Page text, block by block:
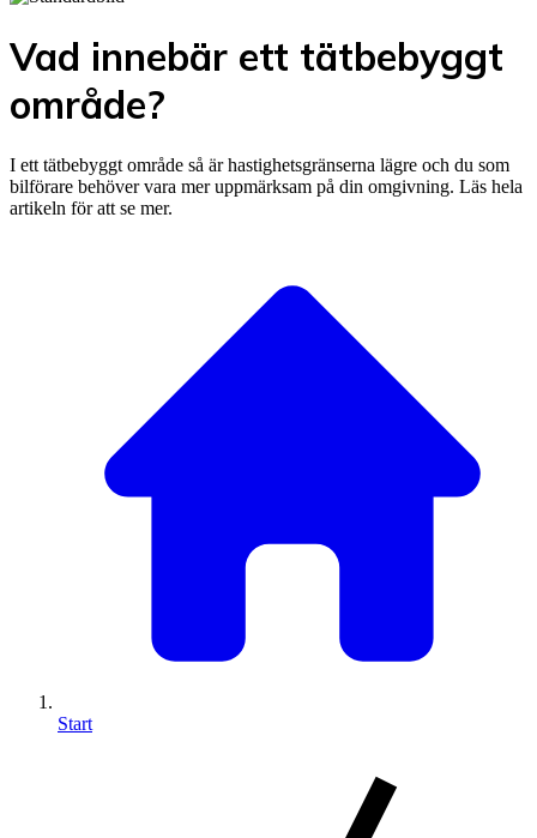
Vad innebär ett tätbebyggt
område?
I ett tätbebyggt område så är hastighetsgränserna lägre och du som
bilförare behöver vara mer uppmärksam på din omgivning. Läs hela
artikeln för att se mer.
Start